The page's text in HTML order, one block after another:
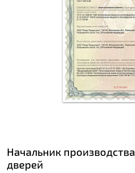
Начальник производства
дверей